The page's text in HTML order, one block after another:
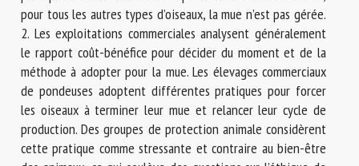
pour tous les autres types d’oiseaux, la mue n’est pas gérée.
2. Les exploitations commerciales analysent généralement
le rapport coût-bénéfice pour décider du moment et de la
méthode à adopter pour la mue. Les élevages commerciaux
de pondeuses adoptent différentes pratiques pour forcer
les oiseaux à terminer leur mue et relancer leur cycle de
production. Des groupes de protection animale considèrent
cette pratique comme stressante et contraire au bien-être
informations saisies soient utilisées dans le cadre de la
relation avec le CNR BEA. *
Les champs suivis de * sont obligatoires